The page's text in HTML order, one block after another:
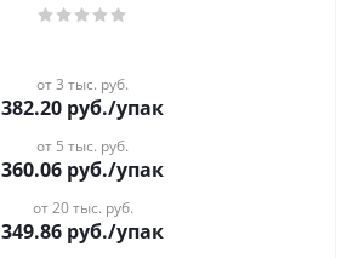
от 3 тыс. руб.
382.20 руб./упак
от 5 тыс. руб.
360.06 руб./упак
от 20 тыс. руб.
349.86 руб./упак